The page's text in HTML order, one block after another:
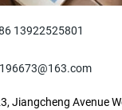
13922525801
Jiangcheng Avenue